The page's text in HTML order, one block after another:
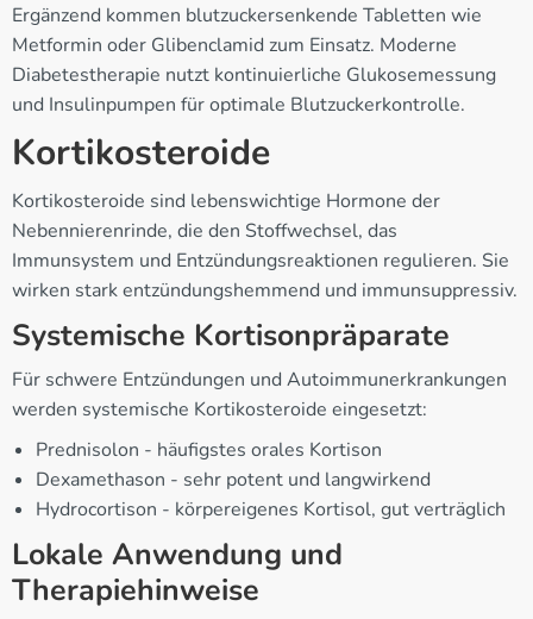
Ergänzend kommen blutzuckersenkende Tabletten wie
Metformin oder Glibenclamid zum Einsatz. Moderne
Diabetestherapie nutzt kontinuierliche Glukosemessung
und Insulinpumpen für optimale Blutzuckerkontrolle.
Kortikosteroide
Kortikosteroide sind lebenswichtige Hormone der
Nebennierenrinde, die den Stoffwechsel, das
Immunsystem und Entzündungsreaktionen regulieren. Sie
wirken stark entzündungshemmend und immunsuppressiv.
Systemische Kortisonpräparate
Für schwere Entzündungen und Autoimmunerkrankungen
werden systemische Kortikosteroide eingesetzt:
Prednisolon - häufigstes orales Kortison
Dexamethason - sehr potent und langwirkend
Hydrocortison - körpereigenes Kortisol, gut verträglich
Lokale Anwendung und
Therapiehinweise